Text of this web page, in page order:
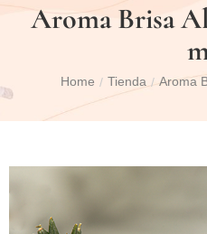
Aroma Brisa
Home / Tienda / Aroma